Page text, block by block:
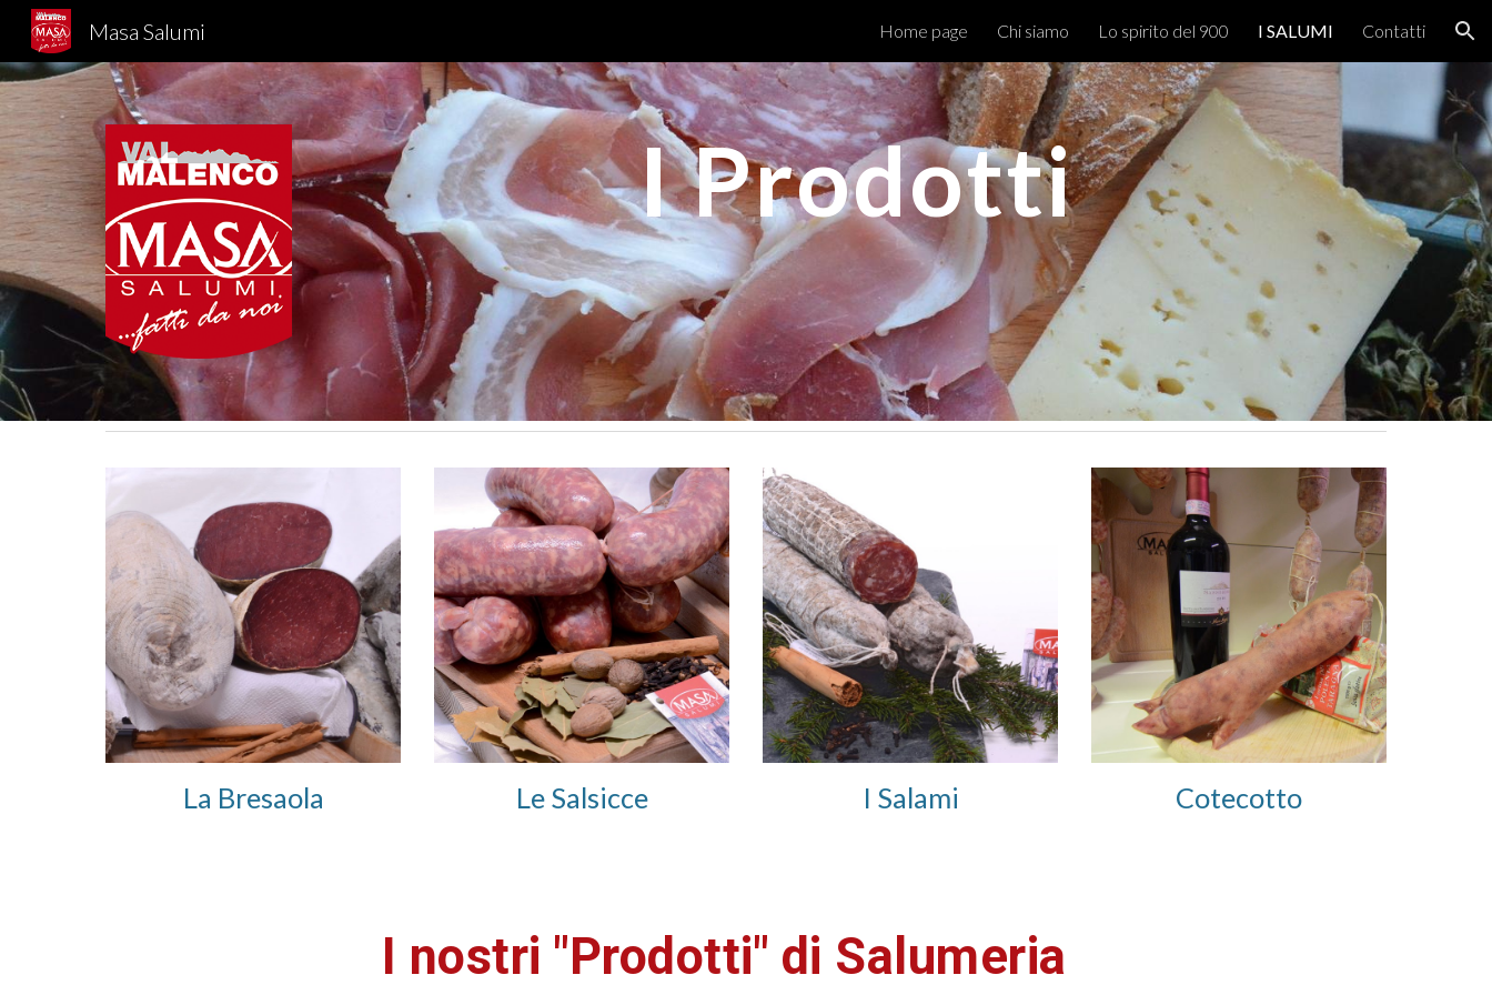
Skip to navigation
Masa Salumi Home page Chi siamo Lo spirito del 900 I SALUMI Contatti
I Prodotti
La Bresaola Le Salsicce I Salami Cotecotto
I nostri "Prodotti" di Salumeria